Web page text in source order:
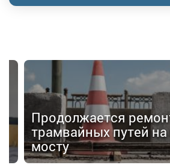
Продолжается
трамвайных путей
мосту